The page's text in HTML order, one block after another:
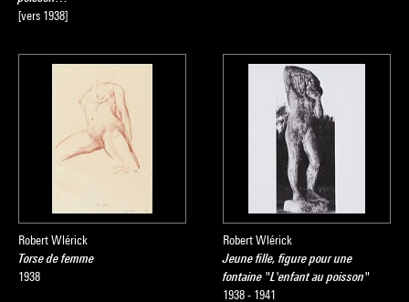
[vers 1938]
Robert Wlérick
Torse de femme
1938
Robert Wlérick
Jeune fille, figure pour une
fontaine "L'enfant au poisson"
1938 - 1941